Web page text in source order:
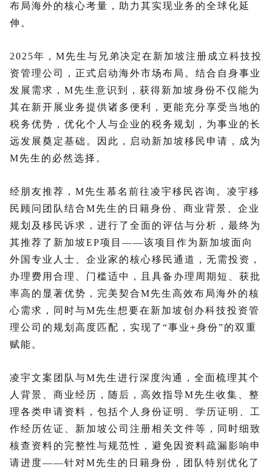
布局海外的核心考量，助力其实现业务的全球化延
伸。
2025年，M先生与兄弟决定在新加坡注册成立科技投
资管理公司，正式启动海外市场布局。结合自身事业
发展需求，M先生意识到，获得新加坡身份不仅能为
其在新开展业务提供诸多便利，更能充分享受当地的
税务优势，优化个人与企业的税务规划，为事业的长
远发展奠定基础。因此，启动新加坡移民申请，成为
M先生的必然选择。
经朋友推荐，M先生慕名前往凌宇移民咨询。凌宇移
民顾问团队结合M先生的日籍身份、商业背景、企业
规划及移民诉求，进行了全面的评估与分析，最终为
其推荐了新加坡EP项目——该项目作为新加坡面向
外国专业人士、企业家的核心移民通道，无需投资，
办理费用合理、门槛适中，且具备办理周期短、获批
率高的显著优势，完美契合M先生高效布局海外的核
心需求，同时与M先生想要在新加坡创办科技投资管
理公司的规划高度匹配，实现了“事业+身份”的双重
赋能。
凌宇文案团队与M先生进行深度沟通，全面梳理其个
人背景、商业经历，随后，高效指导M先生收集、整
理各类申请资料，包括个人身份证明、学历证明、工
作经历佐证、新加坡公司注册相关文件等，同时细致
核查资料的完整性与规范性，避免因资料疏漏影响申
请进度——针对M先生的日籍身份，团队特别优化了